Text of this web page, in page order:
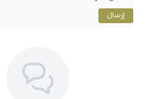
إرسال